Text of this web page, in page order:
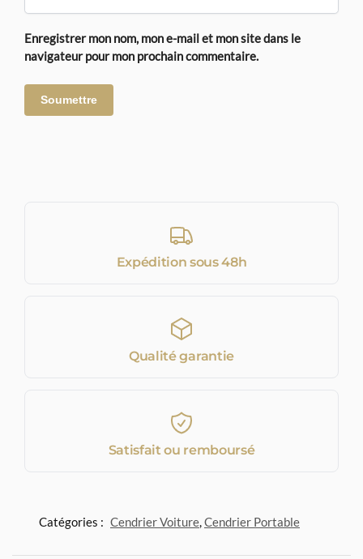
Enregistrer mon nom, mon e-mail et mon site dans le
navigateur pour mon prochain commentaire.
Expédition sous 48h
Qualité garantie
Satisfait ou remboursé
Catégories : Cendrier Voiture,Cendrier Portable